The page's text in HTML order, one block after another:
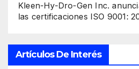
Kleen-Hy-Dro-Gen Inc.
las certificaciones ISO 9001:
Artículos De Interés